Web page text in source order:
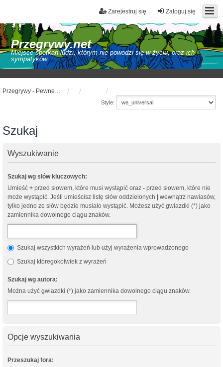
Zaloguj się
Zarejestruj się
Przegrywy.net
Miejsce spotkań ludzi, którym nie powodzi się w życiu, oraz ich
sympatyków
Style:
Szukaj
Wyszukiwanie
Szukaj wg słów kluczowych:
Umieść + przed słowem, które musi wystąpić oraz - przed słowem, które nie
może wystąpić. Jeśli umieścisz listę słów oddzielonych | wewnątrz nawiasów,
tylko jedno ze słów będzie musiało wystąpić. Możesz użyć gwiazdki (*) jako
zamiennika dowolnego ciągu znaków.
Szukaj wszystkich wyrażeń lub użyj wyrażenia wprowadzonego
Szukaj któregokolwiek z wyrażeń
Szukaj wg autora:
Można użyć gwiazdki (*) jako zamiennika dowolnego ciągu znaków.
Opcje wyszukiwania
Przeszukaj fora: